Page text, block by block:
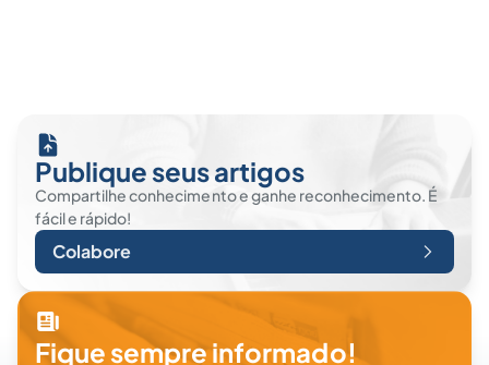
Publique seus artigos
Compartilhe conhecimento e ganhe reconhecimento. É
fácil e rápido!
Colabore
Fique sempre informado!